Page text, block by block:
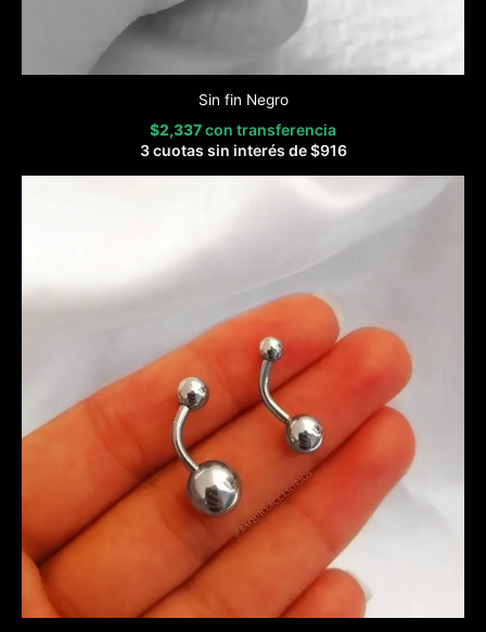
Sin fin Negro
$2,337con transferencia
3 cuotas sin interés de$916